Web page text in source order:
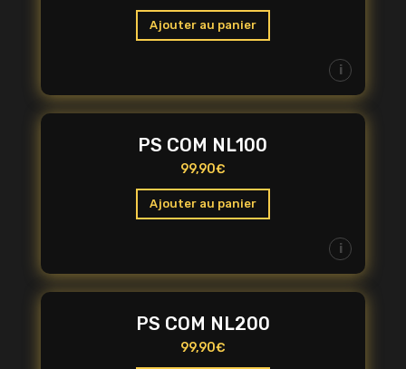
Ajouter au panier
i
PS COM NL100
99,90€
Ajouter au panier
i
PS COM NL200
99,90€